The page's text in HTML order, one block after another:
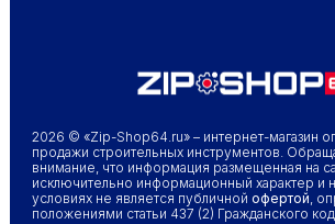
2026 © «Zip-Shop64.ru» – интернет-магазин
продажи строительных инструментов.
внимание, что информация размещенная на
исключительно информационный характер и
условиях не является публичной офертой,
положениями статьи 437 (2) Гражданского